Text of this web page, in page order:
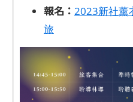
報名： 2023新社薰
旅